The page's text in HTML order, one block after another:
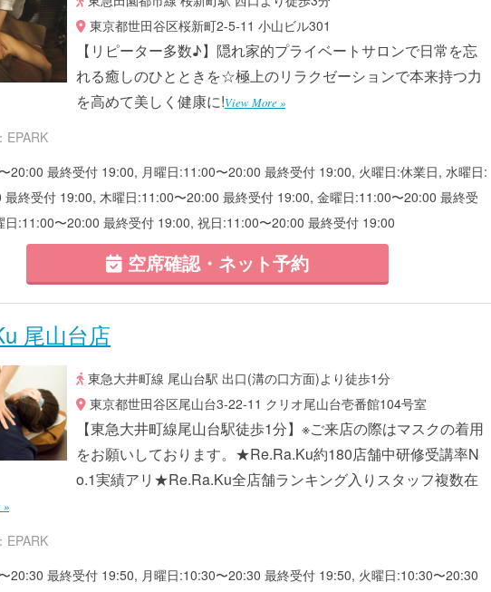
東京都世田谷区桜新町2-5-11 小山ビル301
【リピーター多数♪】隠れ家的プライベートサロンで日常を忘
れる癒しのひとときを☆極上のリラクゼーションで本来持つ力
を高めて美しく健康に!View More »
EPARK
20:00 最終受付 19:00, 月曜日:11:00〜20:00 最終受付 19:00, 火曜日:休業日, 水曜日:
最終受付 19:00, 木曜日:11:00〜20:00 最終受付 19:00, 金曜日:11:00〜20:00 最終受
日:11:00〜20:00 最終受付 19:00, 祝日:11:00〜20:00 最終受付 19:00
空席確認・ネット予約
尾山台店
東急大井町線 尾山台駅 出口(溝の口方面)より徒歩1分
東京都世田谷区尾山台3-22-11 クリオ尾山台壱番館104号室
【東急大井町線尾山台駅徒歩1分】※ご来店の際はマスクの着用
をお願いしております。★Re.Ra.Ku約180店舗中研修受講率N
o.1実績アリ★Re.Ra.Ku全店舗ランキング入りスタッフ複数在
»
EPARK
20:30 最終受付 19:50, 月曜日:10:30〜20:30 最終受付 19:50, 火曜日:10:30〜20:30